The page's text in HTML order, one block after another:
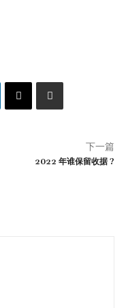
下一篇
2022 年谁保留收据 ?